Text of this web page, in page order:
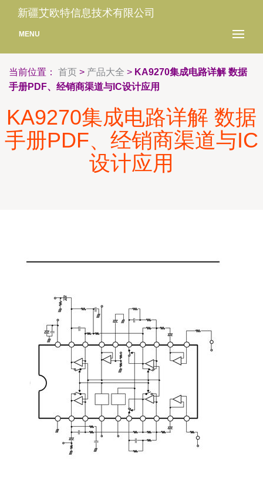
新疆艾欧特信息技术有限公司
MENU
当前位置： 首页 > 产品大全 > KA9270集成电路详解 数据
手册PDF、经销商渠道与IC设计应用
KA9270集成电路详解 数据
手册PDF、经销商渠道与IC
设计应用